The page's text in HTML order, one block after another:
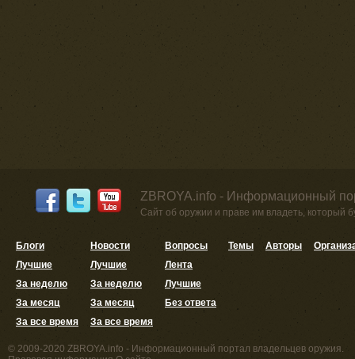
ZBROYA.info - Информационный
Сайт об оружии и праве им владеть, который
Блоги
Лучшие
За неделю
За месяц
За все время
Новости
Лучшие
За неделю
За месяц
За все время
Вопросы
Лента
Лучшие
Без ответа
Темы Авторы
© 2009-2020 ZBROYA.info - Информационный портал владельцев оружия.